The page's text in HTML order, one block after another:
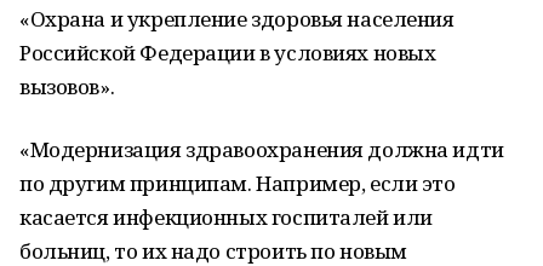
«Охрана и укрепление здоровья населения
Российской Федерации в условиях новых
вызовов».
«Модернизация здравоохранения должна идти
по другим принципам. Например, если это
касается инфекционных госпиталей или
больниц, то их надо строить по новым